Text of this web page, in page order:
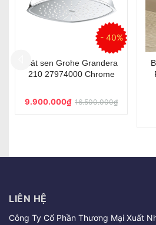
Bát sen âm trần Grohe
Rainshower F-Series
Liên hệ
LIÊN HỆ
Công Ty Cổ Phần Thương Mại Xuất